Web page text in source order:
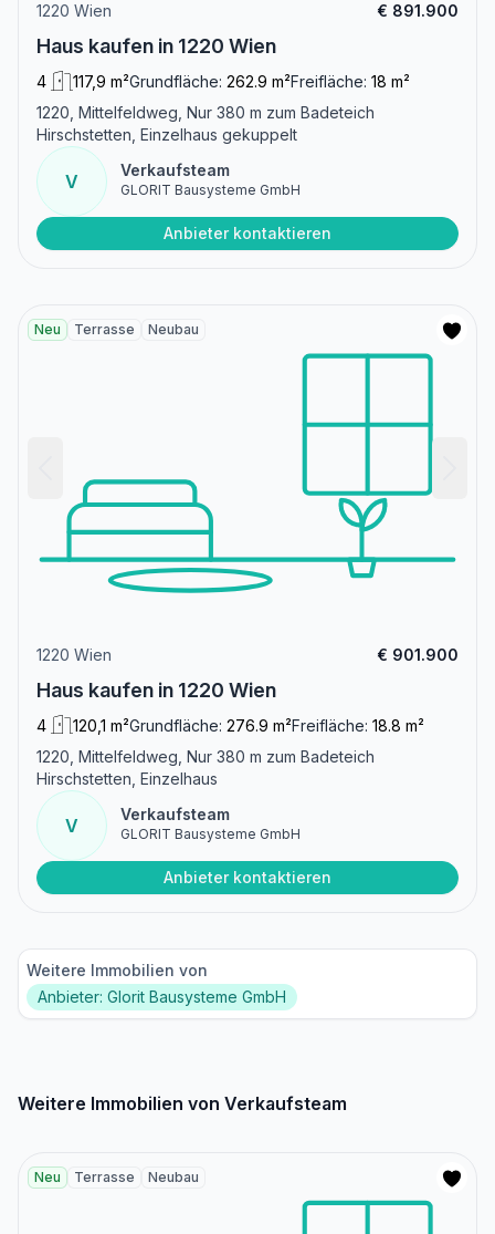
1220 Wien € 891.900
Haus kaufen in 1220 Wien
4 117,9 m²Grundfläche: 262.9 m²Freifläche: 18 m²
1220, Mittelfeldweg, Nur 380 m zum Badeteich
Hirschstetten, Einzelhaus gekuppelt
V
Verkaufsteam
GLORIT Bausysteme GmbH
Anbieter kontaktieren
Neu Terrasse Neubau
1220 Wien € 901.900
Haus kaufen in 1220 Wien
4 120,1 m²Grundfläche: 276.9 m²Freifläche: 18.8 m²
1220, Mittelfeldweg, Nur 380 m zum Badeteich
Hirschstetten, Einzelhaus
V
Verkaufsteam
GLORIT Bausysteme GmbH
Anbieter kontaktieren
Weitere Immobilien von
Anbieter: Glorit Bausysteme GmbH
Weitere Immobilien von Verkaufsteam
Neu Terrasse Neubau